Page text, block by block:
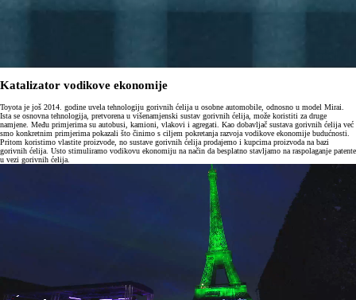
Katalizator vodikove ekonomije
Toyota je još 2014. godine uvela tehnologiju gorivnih ćelija u osobne automobile, odnosno u model Mirai.
Ista se osnovna tehnologija, pretvorena u višenamjenski sustav gorivnih ćelija, može koristiti za druge
namjene. Među primjerima su autobusi, kamioni, vlakovi i agregati. Kao dobavljač sustava gorivnih ćelija već
smo konkretnim primjerima pokazali što činimo s ciljem pokretanja razvoja vodikove ekonomije budućnosti.
Pritom koristimo vlastite proizvode, no sustave gorivnih ćelija prodajemo i kupcima proizvoda na bazi
gorivnih ćelija. Usto stimuliramo vodikovu ekonomiju na način da besplatno stavljamo na raspolaganje patente
u vezi gorivnih ćelija.